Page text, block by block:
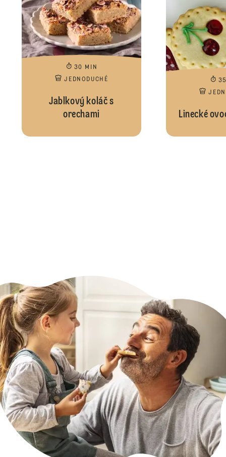
30 MIN
JEDNODUCHÉ
Jablkový koláč s
orechami
Linecké